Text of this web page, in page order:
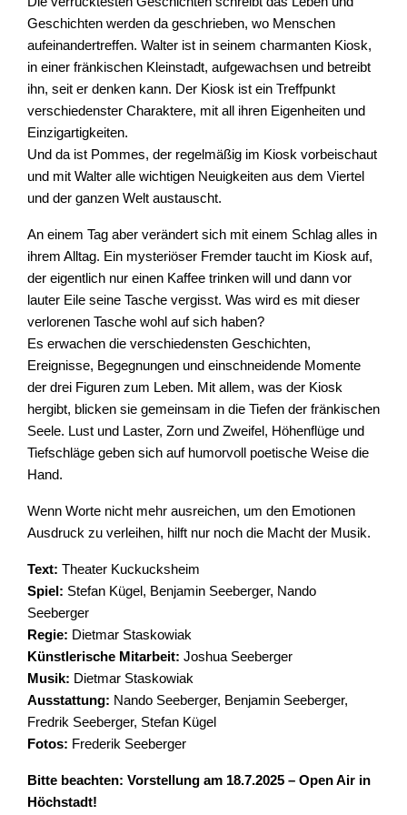
Geschichten werden da geschrieben, wo Menschen
aufeinandertreffen. Walter ist in seinem charmanten Kiosk,
in einer fränkischen Kleinstadt, aufgewachsen und betreibt
ihn, seit er denken kann. Der Kiosk ist ein Treffpunkt
verschiedenster Charaktere, mit all ihren Eigenheiten und
Einzigartigkeiten.
Und da ist Pommes, der regelmäßig im Kiosk vorbeischaut
und mit Walter alle wichtigen Neuigkeiten aus dem Viertel
und der ganzen Welt austauscht.
An einem Tag aber verändert sich mit einem Schlag alles in
ihrem Alltag. Ein mysteriöser Fremder taucht im Kiosk auf,
der eigentlich nur einen Kaffee trinken will und dann vor
lauter Eile seine Tasche vergisst. Was wird es mit dieser
verlorenen Tasche wohl auf sich haben?
Es erwachen die verschiedensten Geschichten,
Ereignisse, Begegnungen und einschneidende Momente
der drei Figuren zum Leben. Mit allem, was der Kiosk
hergibt, blicken sie gemeinsam in die Tiefen der fränkischen
Seele. Lust und Laster, Zorn und Zweifel, Höhenflüge und
Tiefschläge geben sich auf humorvoll poetische Weise die
Hand.
Wenn Worte nicht mehr ausreichen, um den Emotionen
Ausdruck zu verleihen, hilft nur noch die Macht der Musik.
Text: Theater Kuckucksheim
Spiel: Stefan Kügel, Benjamin Seeberger, Nando
Seeberger
Regie: Dietmar Staskowiak
Künstlerische Mitarbeit: Joshua Seeberger
Musik: Dietmar Staskowiak
Ausstattung: Nando Seeberger, Benjamin Seeberger,
Fredrik Seeberger, Stefan Kügel
Fotos: Frederik Seeberger
Bitte beachten: Vorstellung am 18.7.2025 – Open Air in
Höchstadt!